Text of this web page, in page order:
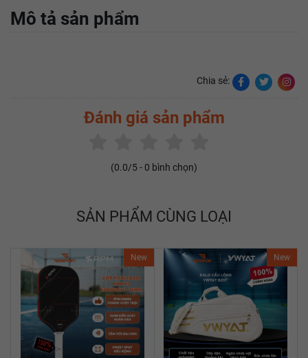
Mô tả sản phẩm
Chia sẻ:
Đánh giá sản phẩm
(0.0/5 - 0 bình chọn)
SẢN PHẨM CÙNG LOẠI
New New